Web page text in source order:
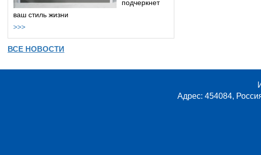
подчеркнет
ваш стиль жизни
>>>
ВСЕ НОВОСТИ
Адрес: 454084,